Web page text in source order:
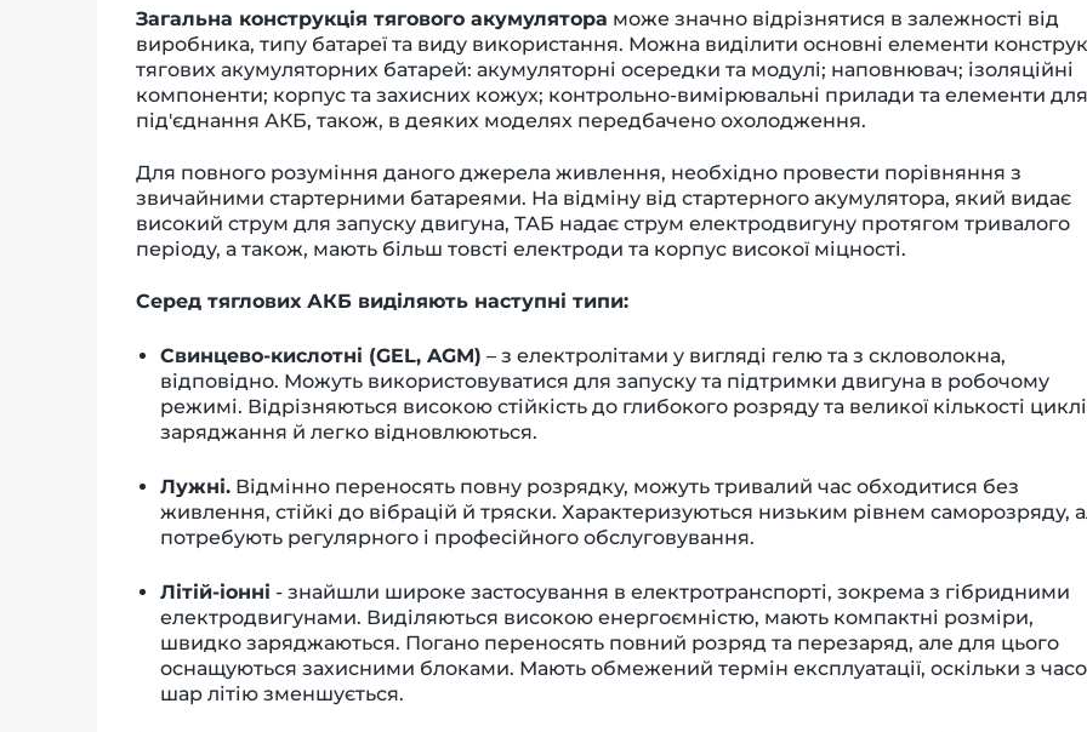
Загальна конструкція тягового акумулятора може значно відрізнятися в залежності від
виробника, типу батареї та виду використання. Можна виділити основні елементи
тягових акумуляторних батарей: акумуляторні осередки та модулі; наповнювач; ізоляційні
компоненти; корпус та захисних кожух; контрольно-вимірювальні прилади та елементи для
під'єднання АКБ, також, в деяких моделях передбачено охолодження.
Для повного розуміння даного джерела живлення, необхідно провести порівняння з
звичайними стартерними батареями. На відміну від стартерного акумулятора, який видає
високий струм для запуску двигуна, ТАБ надає струм електродвигуну протягом тривалого
періоду, а також, мають більш товсті електроди та корпус високої міцності.
Серед тяглових АКБ виділяють наступні типи:
Свинцево-кислотні (GEL, AGM) – з електролітами у вигляді гелю та з скловолокна,
відповідно. Можуть використовуватися для запуску та підтримки двигуна в робочому
режимі. Відрізняються високою стійкість до глибокого розряду та великої кількості
заряджання й легко відновлюються.
Лужні. Відмінно переносять повну розрядку, можуть тривалий час обходитися без
живлення, стійкі до вібрацій й тряски. Характеризуються низьким рівнем саморозряду,
потребують регулярного і професійного обслуговування.
Літій-іонні - знайшли широке застосування в електротранспорті, зокрема з гібридними
електродвигунами. Виділяються високою енергоємністю, мають компактні розміри,
швидко заряджаються. Погано переносять повний розряд та перезаряд, але для цього
оснащуються захисними блоками. Мають обмежений термін експлуатації, оскільки з
шар літію зменшується.